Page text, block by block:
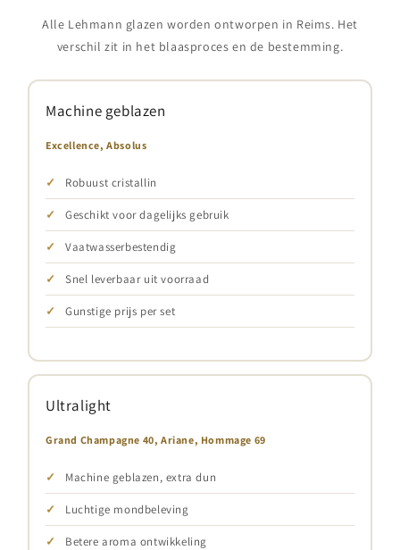
Alle Lehmann glazen worden ontworpen in Reims. Het
verschil zit in het blaasproces en de bestemming.
Machine geblazen
Excellence, Absolus
Robuust cristallin
Geschikt voor dagelijks gebruik
Vaatwasserbestendig
Snel leverbaar uit voorraad
Gunstige prijs per set
Ultralight
Grand Champagne 40, Ariane, Hommage 69
Machine geblazen, extra dun
Luchtige mondbeleving
Betere aroma ontwikkeling